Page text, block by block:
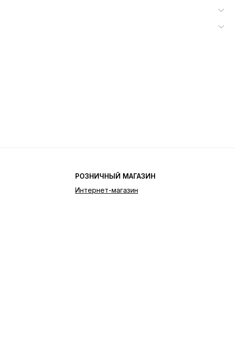
РОЗНИЧНЫЙ МАГАЗИН
Интернет-магазин